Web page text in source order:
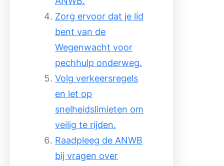
Zorg ervoor dat je lid
bent van de
Wegenwacht voor
pechhulp onderweg.
Volg verkeersregels
en let op
snelheidslimieten om
veilig te rijden.
Raadpleeg de ANWB
bij vragen over